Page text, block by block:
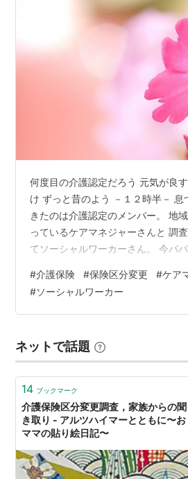
何度目の介護認定だろう 元気が良
け ずっと昔のよう －１２時半－ 息
きたのは介護認定のメンバー。 地
っているケアマネジャーさんと 調
てソーシャルワーカーさん。 今パ
談ばっかり言うので 「まだまだ元
った💧 ケアマネジャーさんは男性
でとても優しい。 なかなか要領を
う、数年のお付き合いをさせても
の時は、携帯へ連絡をマメに…
#介護保険 #保険区分変更 #ケア
#ソーシャルワーカー
ネットで話題
14 ブックマーク
介護保険区分変更調査，家族からの聞
き取り - アルツハイマーとともに〜お
ママの貼り絵日記〜